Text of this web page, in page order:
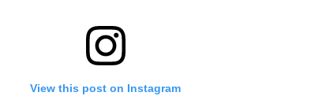
View this post on Instagram